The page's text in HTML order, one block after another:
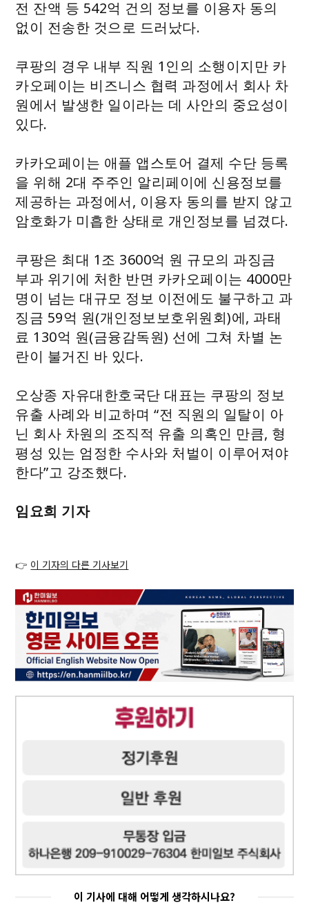
전 잔액 등 542억 건의 정보를 이용자 동의
없이 전송한 것으로 드러났다.
쿠팡의 경우 내부 직원 1인의 소행이지만 카
카오페이는 비즈니스 협력 과정에서 회사 차
원에서 발생한 일이라는 데 사안의 중요성이
있다.
카카오페이는 애플 앱스토어 결제 수단 등록
을 위해 2대 주주인 알리페이에 신용정보를
제공하는 과정에서, 이용자 동의를 받지 않고
암호화가 미흡한 상태로 개인정보를 넘겼다.
쿠팡은 최대 1조 3600억 원 규모의 과징금
부과 위기에 처한 반면 카카오페이는 4000만
명이 넘는 대규모 정보 이전에도 불구하고 과
징금 59억 원(개인정보보호위원회)에, 과태
료 130억 원(금융감독원) 선에 그쳐 차별 논
란이 불거진 바 있다.
오상종 자유대한호국단 대표는 쿠팡의 정보
유출 사례와 비교하며 “전 직원의 일탈이 아
닌 회사 차원의 조직적 유출 의혹인 만큼, 형
평성 있는 엄정한 수사와 처벌이 이루어져야
한다”고 강조했다.
임요희 기자
👉 이 기자의 다른 기사보기
이 기사에 대해 어떻게 생각하시나요?